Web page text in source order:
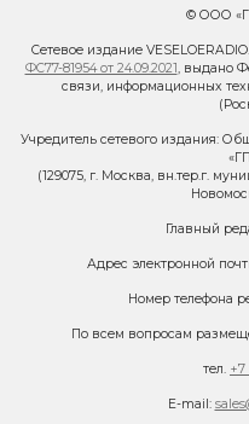
© ООО
Сетевое издание
ФС77-81954 от 24.09.2021, выдано
связи, информационных
Учредитель сетевого издания:
(129075, г. Москва, вн.тер.г.
Главный
Адрес электронной
Номер телефона
По всем вопросам
тел. +7
E-mail: